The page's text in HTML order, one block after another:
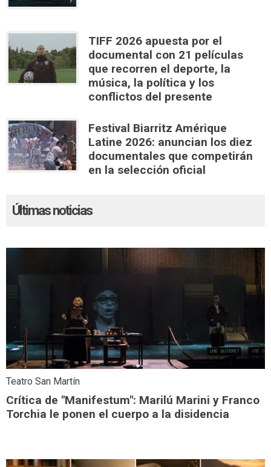
TIFF 2026 apuesta por el
documental con 21 películas
que recorren el deporte, la
música, la política y los
conflictos del presente
Festival Biarritz Amérique
Latine 2026: anuncian los diez
documentales que competirán
en la selección oficial
Últimas noticias
Teatro San Martín
Crítica de "Manifestum": Marilú Marini y Franco
Torchia le ponen el cuerpo a la disidencia